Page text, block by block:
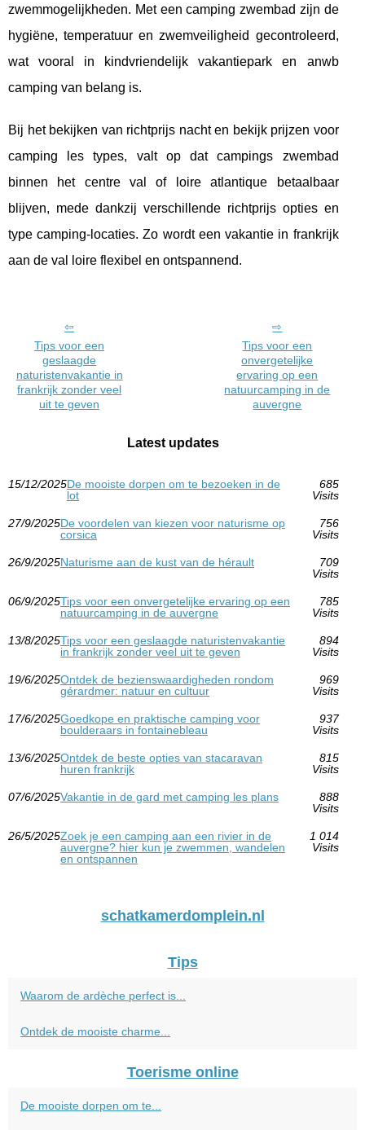
zwemmogelijkheden. Met een camping zwembad zijn de
hygiëne, temperatuur en zwemveiligheid gecontroleerd,
wat vooral in kindvriendelijk vakantiepark en anwb
camping van belang is.
Bij het bekijken van richtprijs nacht en bekijk prijzen voor
camping les types, valt op dat campings zwembad
binnen het centre val of loire atlantique betaalbaar
blijven, mede dankzij verschillende richtprijs opties en
type camping-locaties. Zo wordt een vakantie in frankrijk
aan de val loire flexibel en ontspannend.
Tips voor een
geslaagde
naturistenvakantie in
frankrijk zonder veel
uit te geven
Tips voor een
onvergetelijke
ervaring op een
natuurcamping in de
auvergne
Latest updates
15/12/2025De mooiste dorpen om te bezoeken in de
lot
685
Visits
27/9/2025De voordelen van kiezen voor naturisme op
corsica
756
Visits
26/9/2025Naturisme aan de kust van de hérault
709
Visits
06/9/2025Tips voor een onvergetelijke ervaring op een
natuurcamping in de auvergne
785
Visits
13/8/2025Tips voor een geslaagde naturistenvakantie
in frankrijk zonder veel uit te geven
894
Visits
19/6/2025Ontdek de bezienswaardigheden rondom
gérardmer: natuur en cultuur
969
Visits
17/6/2025Goedkope en praktische camping voor
boulderaars in fontainebleau
937
Visits
13/6/2025Ontdek de beste opties van stacaravan
huren frankrijk
815
Visits
07/6/2025Vakantie in de gard met camping les plans
888
Visits
26/5/2025Zoek je een camping aan een rivier in de
auvergne? hier kun je zwemmen, wandelen
en ontspannen
1 014
Visits
schatkamerdomplein.nl
Tips
Waarom de ardèche perfect is...
Ontdek de mooiste charme...
Toerisme online
De mooiste dorpen om te...